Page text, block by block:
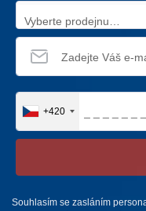
Vyberte prodejnu…
+420
Souhlasím se zasláním